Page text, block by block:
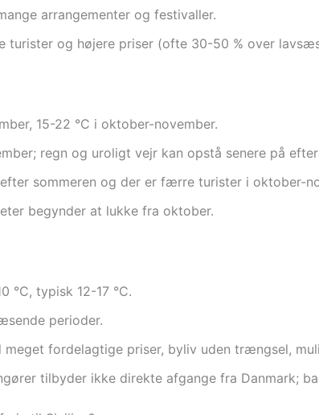
arrangementer og festivaller.
turister og højere priser (ofte 30-50 % over
15-22 °C i oktober-november.
regn og uroligt vejr kan opstå senere på
sommeren og der er færre turister i oktober-
begynder at lukke fra oktober.
°C, typisk 12-17 °C.
perioder.
fordelagtige priser, byliv uden trængsel,
tilbyder ikke direkte afgange fra Danmark;